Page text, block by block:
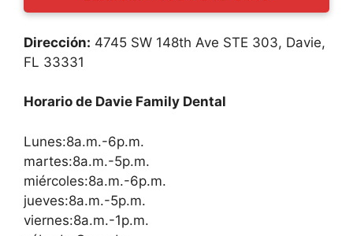
Dirección: 4745 SW 148th Ave STE 303, Davie,
FL 33331
Horario de Davie Family Dental
Lunes:8a.m.-6p.m.
martes:8a.m.-5p.m.
miércoles:8a.m.-6p.m.
jueves:8a.m.-5p.m.
viernes:8a.m.-1p.m.